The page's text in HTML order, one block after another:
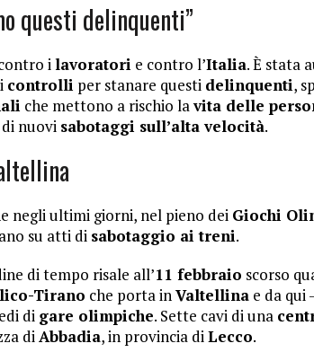
questi delinquenti”
ilavoratori e contro l’Italia. È stata
controlli per stanare questi delinquenti,
che mettono a rischio lavita delle
nuovi sabotaggi sull’alta velocità.
negli ultimi giorni, nel pieno dei Giochi
su atti di sabotaggio ai treni.
di tempo risale all’11 febbraio scorso
Tirano che porta inValtellina e da qui
di gare olimpiche. Sette cavi di una
diAbbadia, in provincia diLecco.